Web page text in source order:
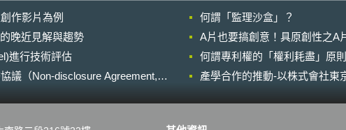
May 2001 on the harmonisation of
certain aspects of copyright and
related rights in the information
society）」，認定販售多媒體播放
器，其上安裝附加軟體使用戶可透過
建立好的選單，連結到含有未獲著作
之行為，符合著作權指令中「對公眾
Security Centre, NCSC)、製
售商共同討論，並提出了一份
造商遵循之行為準則（Code of
Practice）草案。 此行為準則中
指出，除設備製造商之外，其
IoT服務提供者、行動電話軟
其中提出了13項行為準則： 不
作影片為例
何謂「監理沙盒」？
晚近見解與趨勢
A片也要搞創意！具原創性之A
進行技術評估
何謂專利權的「權利耗盡」原
議（Non-disclosure Agreement,
產學合作的推動-以株式會社東